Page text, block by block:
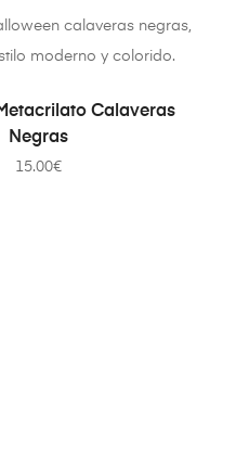
AL CARRITOCalaveras
Negras
15.00€